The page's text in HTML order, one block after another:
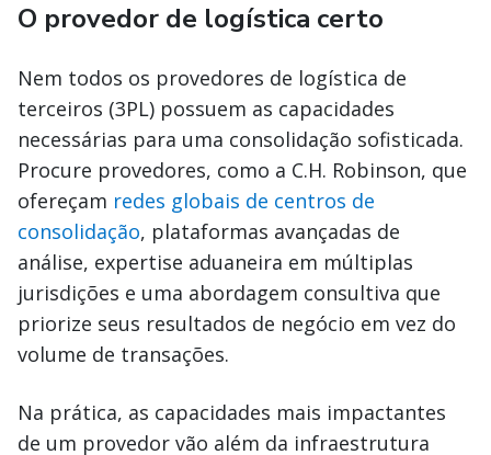
O provedor de logística certo
Nem todos os provedores de logística de
terceiros (3PL) possuem as capacidades
necessárias para uma consolidação sofisticada.
Procure provedores, como a C.H. Robinson, que
ofereçam redes globais de centros de
consolidação, plataformas avançadas de
análise, expertise aduaneira em múltiplas
jurisdições e uma abordagem consultiva que
priorize seus resultados de negócio em vez do
volume de transações.
Na prática, as capacidades mais impactantes
de um provedor vão além da infraestrutura